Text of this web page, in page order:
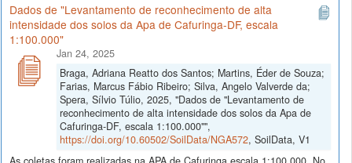
Dados de "Levantamento de reconhecimento de alta
intensidade dos solos da Apa de Cafuringa-DF, escala
1:100.000"
Jan 24, 2025
Braga, Adriana Reatto dos Santos; Martins, Éder de Souza;
Farias, Marcus Fábio Ribeiro; Silva, Angelo Valverde da;
Spera, Sílvio Túlio, 2025, "Dados de "Levantamento de
reconhecimento de alta intensidade dos solos da Apa de
Cafuringa-DF, escala 1:100.000"",
https://doi.org/10.60502/SoilData/NGA572, SoilData, V1